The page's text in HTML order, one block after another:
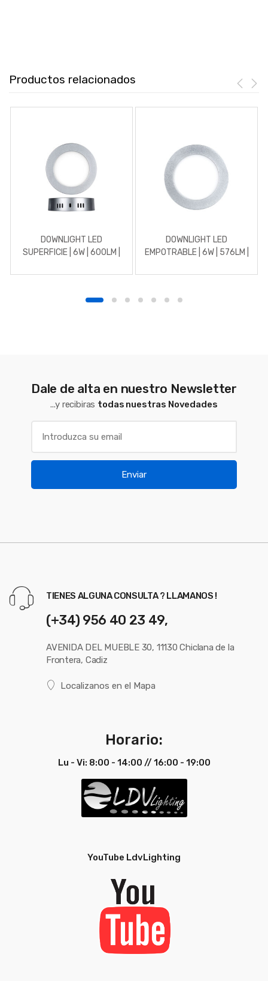
Productos relacionados
DOWNLIGHT LED
SUPERFICIE | 6W | 600LM |
MATE
DOWNLIGHT LED
EMPOTRABLE | 6W | 576LM |
MATE
Dale de alta en nuestro Newsletter
...y recibiras todas nuestras Novedades
Enviar
TIENES ALGUNA CONSULTA ? LLAMANOS !
(+34) 956 40 23 49,
AVENIDA DEL MUEBLE 30, 11130 Chiclana de la
Frontera, Cadiz
Localizanos en el Mapa
Horario:
Lu - Vi: 8:00 - 14:00 // 16:00 - 19:00
YouTube LdvLighting